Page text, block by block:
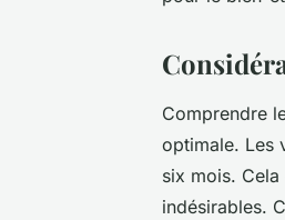
Comprendre
optimale. Les
six mois.
indésirables.